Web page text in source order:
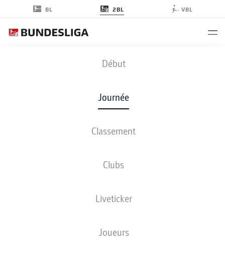
BL 2BL VBL
Début
Journée
Classement
Clubs
Liveticker
Joueurs
BSC- F95
0 2
COMPOSITIONS STATISTIQUES
LES ONZE DE DÉPART